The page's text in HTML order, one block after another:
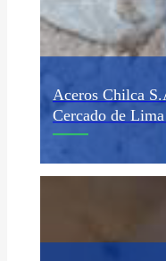
Renovación de
Aceros Chilca
Cercado de